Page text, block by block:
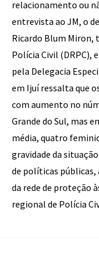
relacionamento ou
entrevista ao JM, o
Ricardo Blum Miron,
Polícia Civil (DRPC),
pela Delegacia
em Ijuí ressalta que
com aumento no
Grande do Sul, mas
média, quatro
gravidade da
de políticas
da rede de proteção
regional de Polícia